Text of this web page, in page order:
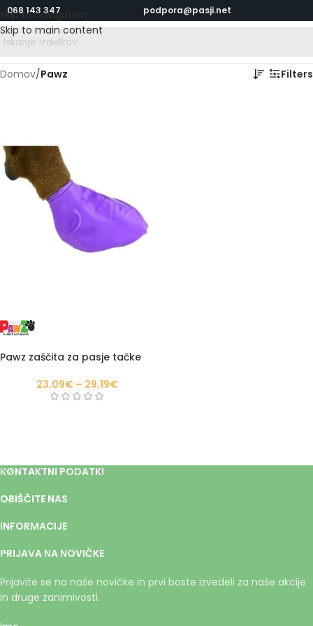
Skip to navigation
Skip to main content
068 143 347 podpora@pasji.net
Domov/Pawz Filters
Pawz zaščita za pasje tačke
23,09€ – 29,19€
KONTAKTNI PODATKI
OBIŠČITE NAS
INFORMACIJE
PRIJAVA NA NOVIČKE
Prijavite se na naše novičke in prvi boste izvedeli za naše akcije
in druge zanimivosti.